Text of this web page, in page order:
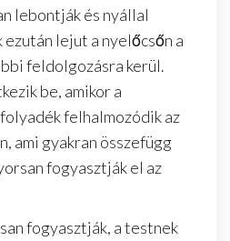
lebontják és nyállal
ezután lejut a nyelőcsőn a
feldolgozásra kerül.
be, amikor a
felhalmozódik az
ami gyakran összefügg
fogyasztják el az
fogyasztják, a testnek